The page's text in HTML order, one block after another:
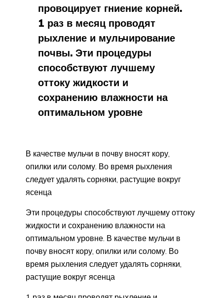
провоцирует гниение корней.
1 раз в месяц проводят
рыхление и мульчирование
почвы. Эти процедуры
способствуют лучшему
оттоку жидкости и
сохранению влажности на
оптимальном уровне
В качестве мульчи в почву вносят кору,
опилки или солому. Во время рыхления
следует удалять сорняки, растущие вокруг
ясенца
Эти процедуры способствуют лучшему оттоку
жидкости и сохранению влажности на
оптимальном уровне. В качестве мульчи в
почву вносят кору, опилки или солому. Во
время рыхления следует удалять сорняки,
растущие вокруг ясенца